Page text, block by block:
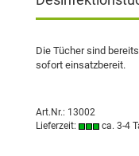
Die Tücher sind
sofort einsatzbereit.
Art.Nr.: 13002
Lieferzeit:
ca. 3-4